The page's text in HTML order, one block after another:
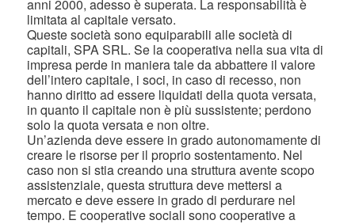
anni 2000, adesso è superata. La responsabilità è
limitata al capitale versato.
Queste società sono equiparabili alle società di
capitali, SPA SRL. Se la cooperativa nella sua vita di
impresa perde in maniera tale da abbattere il valore
dell’intero capitale, i soci, in caso di recesso, non
hanno diritto ad essere liquidati della quota versata,
in quanto il capitale non è più sussistente; perdono
solo la quota versata e non oltre.
Un’azienda deve essere in grado autonomamente di
creare le risorse per il proprio sostentamento. Nel
caso non si stia creando una struttura avente scopo
assistenziale, questa struttura deve mettersi a
mercato e deve essere in grado di perdurare nel
tempo. E cooperative sociali sono cooperative a